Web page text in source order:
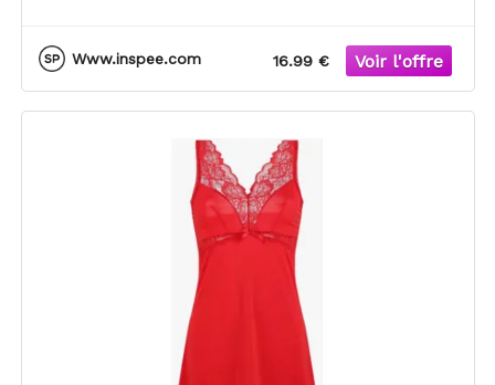
Www.inspee.com 16.99 €